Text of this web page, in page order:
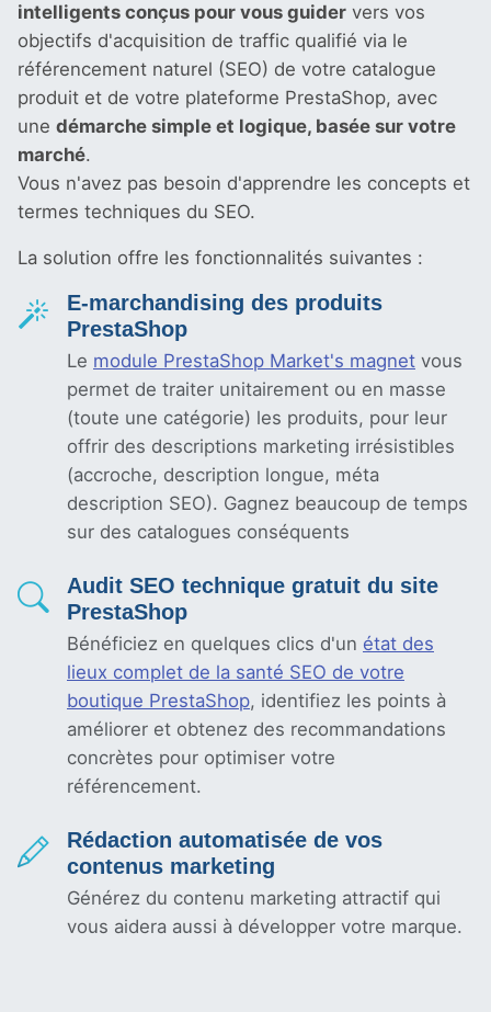
intelligents conçus pour vous guider vers vos
objectifs d'acquisition de traffic qualifié via le
référencement naturel (SEO) de votre catalogue
produit et de votre plateforme PrestaShop, avec
une démarche simple et logique, basée sur votre
marché.
Vous n'avez pas besoin d'apprendre les concepts et
termes techniques du SEO.
La solution offre les fonctionnalités suivantes :
E-marchandising des produits
PrestaShop
Le module PrestaShop Market's magnet vous
permet de traiter unitairement ou en masse
(toute une catégorie) les produits, pour leur
offrir des descriptions marketing irrésistibles
(accroche, description longue, méta
description SEO). Gagnez beaucoup de temps
sur des catalogues conséquents
Audit SEO technique gratuit du site
PrestaShop
Bénéficiez en quelques clics d'un état des
lieux complet de la santé SEO de votre
boutique PrestaShop, identifiez les points à
améliorer et obtenez des recommandations
concrètes pour optimiser votre
référencement.
Rédaction automatisée de vos
contenus marketing
Générez du contenu marketing attractif qui
vous aidera aussi à développer votre marque.